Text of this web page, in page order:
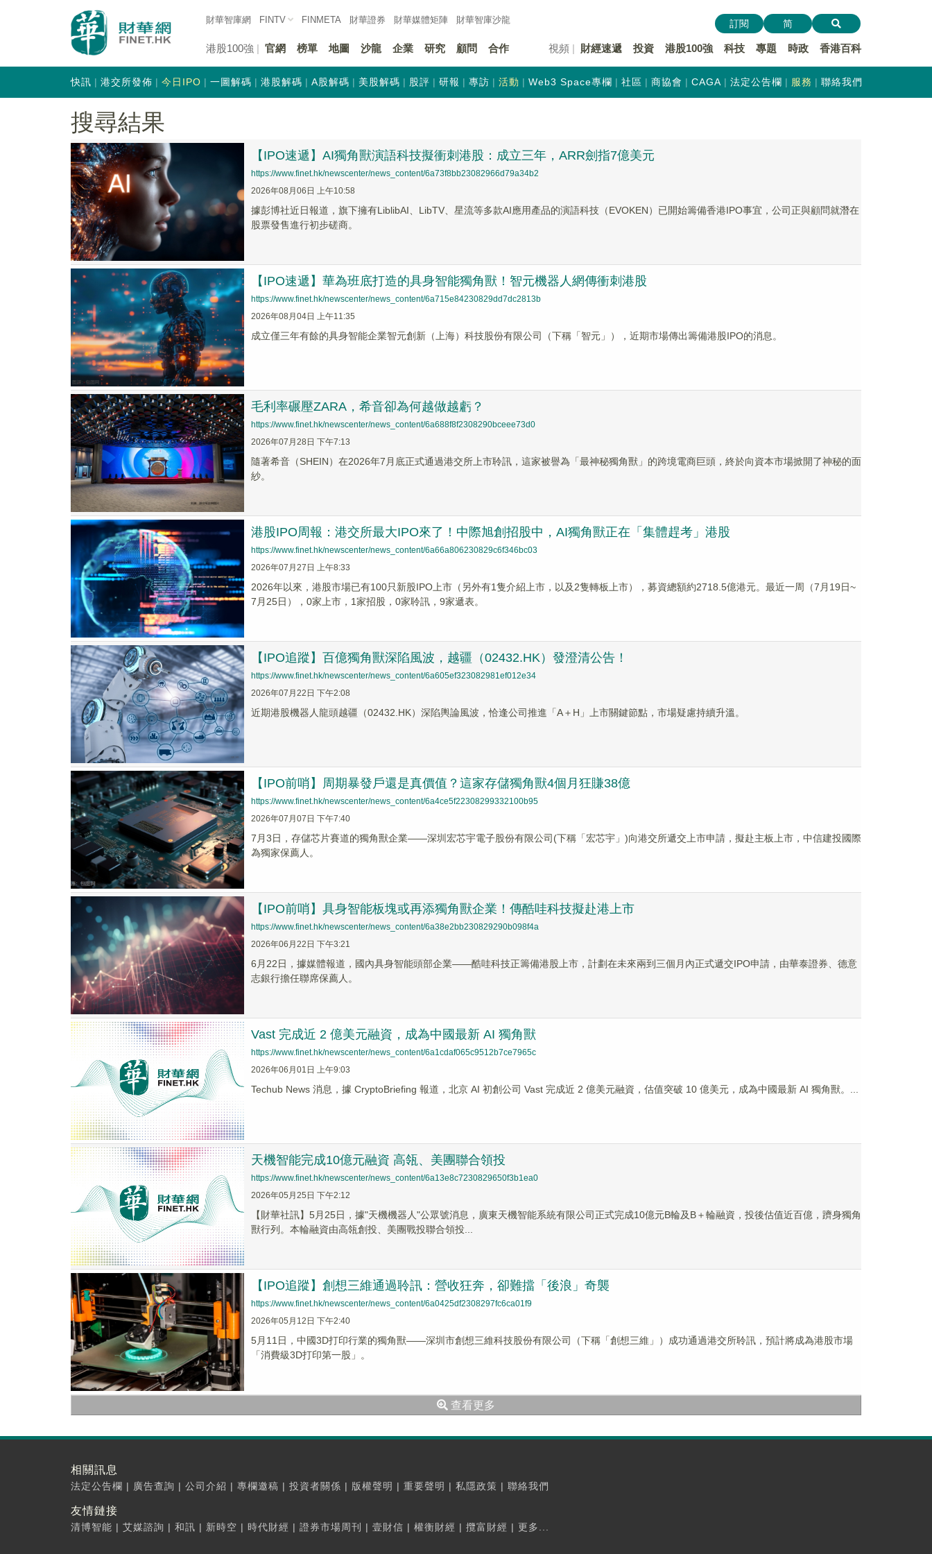
財華智庫網 FINTV FINMETA 財華證券 財華媒體矩陣 財華智庫沙龍
港股100強 官網 榜單 地圖 沙龍 企業 研究 顧問 合作 視頻 財經速遞 投資 港股100強 科技 專題 時政 香港百科
訂閱 简
快訊 港交所發佈 今日IPO 一圖解碼 港股解碼 A股解碼 美股解碼 股評 研報 專訪 活動 Web3 Space專欄 社區 商協會 CAGA 法定公告欄 服務 聯絡我們
搜尋結果
【IPO速遞】AI獨角獸演語科技擬衝刺港股：成立三年，ARR劍指7億美元
https://www.finet.hk/newscenter/news_content/6a73f8bb23082966d79a34b2
2026年08月06日 上午10:58
據彭博社近日報道，旗下擁有LiblibAI、LibTV、星流等多款AI應用產品的演語科技（EVOKEN）已開始籌備香港IPO事宜，公司正與顧問就潛在
股票發售進行初步磋商。
【IPO速遞】華為班底打造的具身智能獨角獸！智元機器人網傳衝刺港股
https://www.finet.hk/newscenter/news_content/6a715e84230829dd7dc2813b
2026年08月04日 上午11:35
成立僅三年有餘的具身智能企業智元創新（上海）科技股份有限公司（下稱「智元」），近期市場傳出籌備港股IPO的消息。
毛利率碾壓ZARA，希音卻為何越做越虧？
https://www.finet.hk/newscenter/news_content/6a688f8f2308290bceee73d0
2026年07月28日 下午7:13
隨著希音（SHEIN）在2026年7月底正式通過港交所上市聆訊，這家被譽為「最神秘獨角獸」的跨境電商巨頭，終於向資本市場掀開了神秘的面
紗。
港股IPO周報：港交所最大IPO來了！中際旭創招股中，AI獨角獸正在「集體趕考」港股
https://www.finet.hk/newscenter/news_content/6a66a806230829c6f346bc03
2026年07月27日 上午8:33
2026年以來，港股市場已有100只新股IPO上市（另外有1隻介紹上市，以及2隻轉板上市），募資總額約2718.5億港元。最近一周（7月19日~
7月25日），0家上市，1家招股，0家聆訊，9家遞表。
【IPO追蹤】百億獨角獸深陷風波，越疆（02432.HK）發澄清公告！
https://www.finet.hk/newscenter/news_content/6a605ef323082981ef012e34
2026年07月22日 下午2:08
近期港股機器人龍頭越疆（02432.HK）深陷輿論風波，恰逢公司推進「A＋H」上市關鍵節點，市場疑慮持續升溫。
【IPO前哨】周期暴發戶還是真價值？這家存儲獨角獸4個月狂賺38億
https://www.finet.hk/newscenter/news_content/6a4ce5f22308299332100b95
2026年07月07日 下午7:40
7月3日，存儲芯片賽道的獨角獸企業——深圳宏芯宇電子股份有限公司(下稱「宏芯宇」)向港交所遞交上市申請，擬赴主板上市，中信建投國際
為獨家保薦人。
【IPO前哨】具身智能板塊或再添獨角獸企業！傳酷哇科技擬赴港上市
https://www.finet.hk/newscenter/news_content/6a38e2bb230829290b098f4a
2026年06月22日 下午3:21
6月22日，據媒體報道，國內具身智能頭部企業——酷哇科技正籌備港股上市，計劃在未來兩到三個月內正式遞交IPO申請，由華泰證券、德意
志銀行擔任聯席保薦人。
Vast 完成近 2 億美元融資，成為中國最新 AI 獨角獸
https://www.finet.hk/newscenter/news_content/6a1cdaf065c9512b7ce7965c
2026年06月01日 上午9:03
Techub News 消息，據 CryptoBriefing 報道，北京 AI 初創公司 Vast 完成近 2 億美元融資，估值突破 10 億美元，成為中國最新 AI 獨角獸。...
天機智能完成10億元融資 高瓴、美團聯合領投
https://www.finet.hk/newscenter/news_content/6a13e8c7230829650f3b1ea0
2026年05月25日 下午2:12
【財華社訊】5月25日，據"天機機器人"公眾號消息，廣東天機智能系統有限公司正式完成10億元B輪及B＋輪融資，投後估值近百億，躋身獨角
獸行列。本輪融資由高瓴創投、美團戰投聯合領投...
【IPO追蹤】創想三維通過聆訊：營收狂奔，卻難擋「後浪」奇襲
https://www.finet.hk/newscenter/news_content/6a0425df2308297fc6ca01f9
2026年05月12日 下午2:40
5月11日，中國3D打印行業的獨角獸——深圳市創想三維科技股份有限公司（下稱「創想三維」）成功通過港交所聆訊，預計將成為港股市場
「消費級3D打印第一股」。
查看更多
相關訊息
法定公告欄 | 廣告查詢 | 公司介紹 | 專欄邀稿 | 投資者關係 | 版權聲明 | 重要聲明 | 私隱政策 | 聯絡我們
友情鏈接
清博智能 | 艾媒諮詢 | 和訊 | 新時空 | 時代財經 | 證券市場周刊 | 壹財信 | 權衡財經 | 攬富財經 | 更多...